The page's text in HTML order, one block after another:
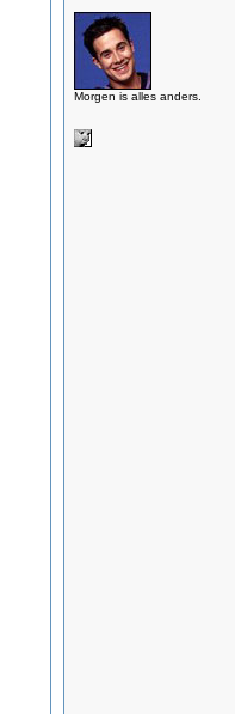
Morgen is alles anders.